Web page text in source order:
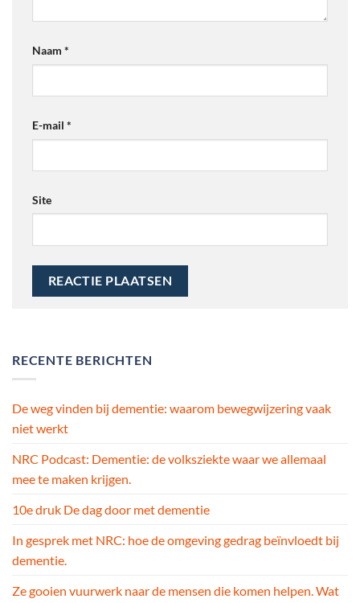
Naam *
E-mail *
Site
RECENTE BERICHTEN
De weg vinden bij dementie: waarom bewegwijzering vaak
niet werkt
NRC Podcast: Dementie: de volksziekte waar we allemaal
mee te maken krijgen.
10e druk De dag door met dementie
In gesprek met NRC: hoe de omgeving gedrag beïnvloedt bij
dementie.
Ze gooien vuurwerk naar de mensen die komen helpen. Wat